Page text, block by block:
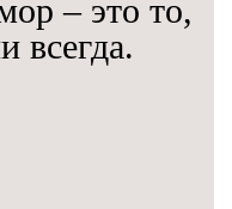
– это то,
всегда.